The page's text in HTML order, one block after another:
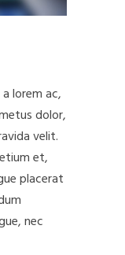
lorem ac,
dolor,
velit.
et,
placerat
nec